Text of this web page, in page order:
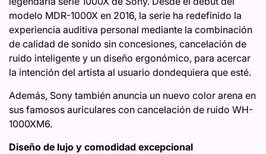
modelo MDR-1000X en 2016, la serie ha redefinido la
experiencia auditiva personal mediante la combinación
de calidad de sonido sin concesiones, cancelación de
ruido inteligente y un diseño ergonómico, para acercar
la intención del artista al usuario dondequiera que esté.
Además, Sony también anuncia un nuevo color arena en
sus famosos auriculares con cancelación de ruido WH-
1000XM6.
Diseño de lujo y comodidad excepcional